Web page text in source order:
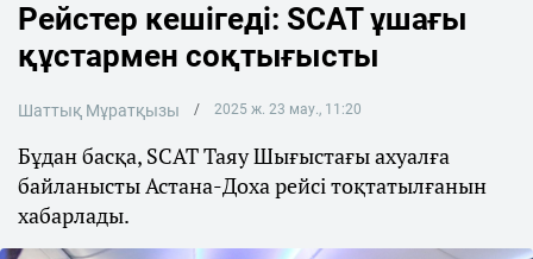
Рейстер кешігеді: SCAT ұшағы
құстармен соқтығысты
Шаттық Мұратқызы 2025 ж. 23 мау., 11:20
Бұдан басқа, SCAT Таяу Шығыстағы ахуалға
байланысты Астана-Доха рейсі тоқтатылғанын
хабарлады.